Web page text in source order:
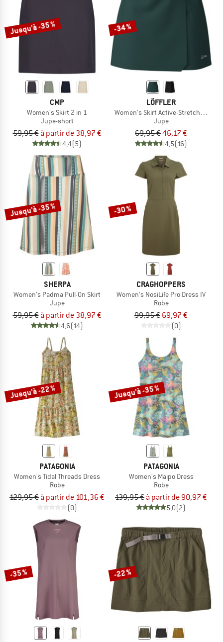
Jusqu'à -35 %
CMP
Women's Skirt 2 in 1
Jupe-short
59,95 € à partir de 38,97 €
4,4(5)
-34 %
LÖFFLER
Women's Skirt Active-Stretch-
Jupe
69,95 €46,17 €
4,5(16)
Jusqu'à -35 %
SHERPA
Women's Padma Pull-On Skirt
Jupe
59,95 € à partir de 38,97 €
4,6(14)
-30 %
CRAGHOPPERS
Women's NosiLife Pro Dress IV
Robe
99,95 € 69,97 €
(0)
Jusqu'à -22 %
PATAGONIA
Women's Tidal Threads Dress
Robe
129,95 € à partir de 101,36 €
(0)
Jusqu'à -35 %
PATAGONIA
Women's Maipo Dress
Robe
139,95 € à partir de 90,97 €
5,0(2)
-35 % -22 %